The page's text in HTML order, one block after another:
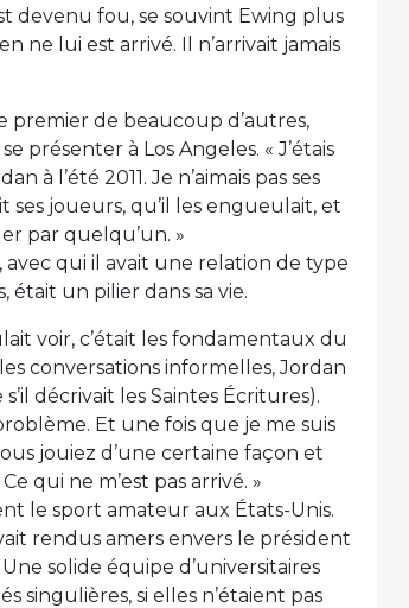
devenu fou, se souvint Ewing plus
ne lui est arrivé. Il n’arrivait jamais
premier de beaucoup d’autres,
présenter à Los Angeles. « J’étais
à l’été 2011. Je n’aimais pas ses
ses joueurs, qu’il les engueulait, et
par quelqu’un. »
avec qui il avait une relation de type
était un pilier dans sa vie.
voir, c’était les fondamentaux du
conversations informelles, Jordan
décrivait les Saintes Écritures).
Et une fois que je me suis
jouiez d’une certaine façon et
qui ne m’est pas arrivé. »
le sport amateur aux États-Unis.
rendus amers envers le président
solide équipe d’universitaires
singulières, si elles n’étaient pas